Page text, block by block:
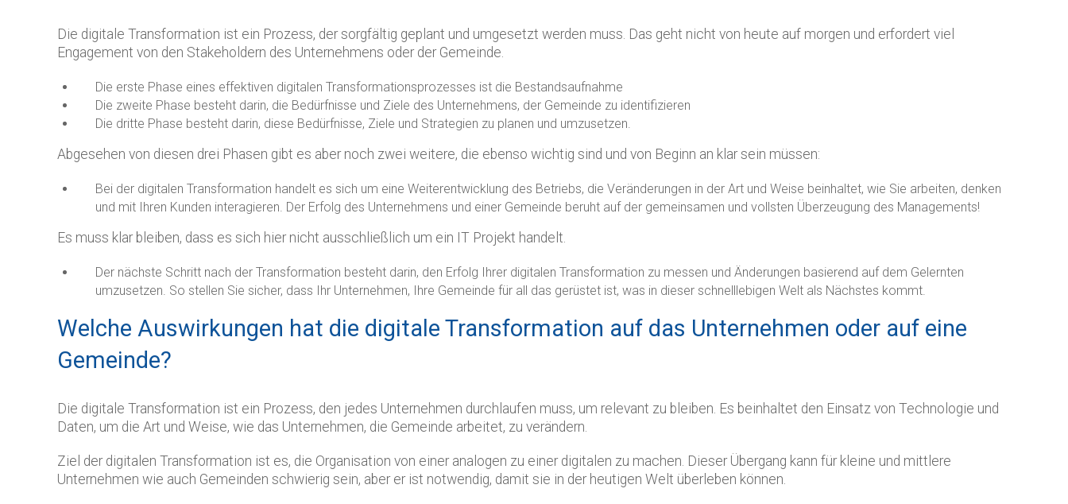
Die digitale Transformation ist ein Prozess, der sorgfältig geplant und umgesetzt werden muss. Das geht nicht von heute auf morgen und erfordert viel
Engagement von den Stakeholdern des Unternehmens oder der Gemeinde.
Die erste Phase eines effektiven digitalen Transformationsprozesses ist die Bestandsaufnahme
Die zweite Phase besteht darin, die Bedürfnisse und Ziele des Unternehmens, der Gemeinde zu identifizieren
Die dritte Phase besteht darin, diese Bedürfnisse, Ziele und Strategien zu planen und umzusetzen.
Abgesehen von diesen drei Phasen gibt es aber noch zwei weitere, die ebenso wichtig sind und von Beginn an klar sein müssen:
Bei der digitalen Transformation handelt es sich um eine Weiterentwicklung des Betriebs, die Veränderungen in der Art und Weise beinhaltet, wie Sie arbeiten, denken
und mit Ihren Kunden interagieren. Der Erfolg des Unternehmens und einer Gemeinde beruht auf der gemeinsamen und vollsten Überzeugung des Managements!
Es muss klar bleiben, dass es sich hier nicht ausschließlich um ein IT Projekt handelt.
Der nächste Schritt nach der Transformation besteht darin, den Erfolg Ihrer digitalen Transformation zu messen und Änderungen basierend auf dem Gelernten
umzusetzen. So stellen Sie sicher, dass Ihr Unternehmen, Ihre Gemeinde für all das gerüstet ist, was in dieser schnelllebigen Welt als Nächstes kommt.
Welche Auswirkungen hat die digitale Transformation auf das Unternehmen oder auf eine
Gemeinde?
Die digitale Transformation ist ein Prozess, den jedes Unternehmen durchlaufen muss, um relevant zu bleiben. Es beinhaltet den Einsatz von Technologie und
Daten, um die Art und Weise, wie das Unternehmen, die Gemeinde arbeitet, zu verändern.
Ziel der digitalen Transformation ist es, die Organisation von einer analogen zu einer digitalen zu machen. Dieser Übergang kann für kleine und mittlere
Unternehmen wie auch Gemeinden schwierig sein, aber er ist notwendig, damit sie in der heutigen Welt überleben können.